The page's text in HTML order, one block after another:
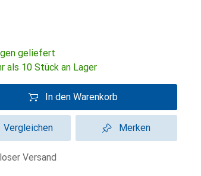
geliefert
als 10 Stück an Lager
In den Warenkorb
Vergleichen Merken
Versand